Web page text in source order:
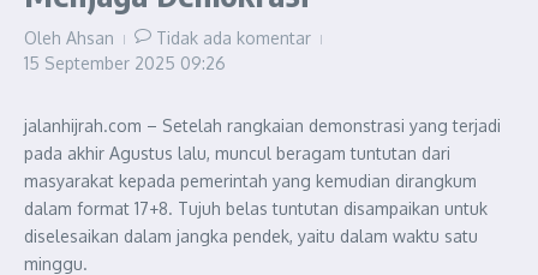
Oleh Ahsan
Tidak ada komentar
15 September 2025 09:26
jalanhijrah.com – Setelah rangkaian demonstrasi yang terjadi
pada akhir Agustus lalu, muncul beragam tuntutan dari
masyarakat kepada pemerintah yang kemudian dirangkum
dalam format 17+8. Tujuh belas tuntutan disampaikan untuk
diselesaikan dalam jangka pendek, yaitu dalam waktu satu
minggu.